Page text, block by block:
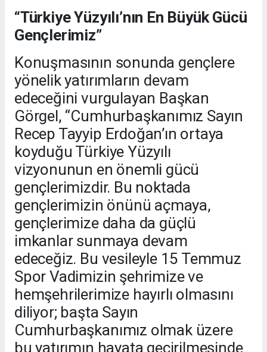
“Türkiye Yüzyılı’nın En Büyük Gücü
Gençlerimiz”
Konuşmasının sonunda gençlere
yönelik yatırımların devam
edeceğini vurgulayan Başkan
Görgel, “Cumhurbaşkanımız Sayın
Recep Tayyip Erdoğan’ın ortaya
koyduğu Türkiye Yüzyılı
vizyonunun en önemli gücü
gençlerimizdir. Bu noktada
gençlerimizin önünü açmaya,
gençlerimize daha da güçlü
imkanlar sunmaya devam
edeceğiz. Bu vesileyle 15 Temmuz
Spor Vadimizin şehrimize ve
hemşehrilerimize hayırlı olmasını
diliyor; başta Sayın
Cumhurbaşkanımız olmak üzere
bu yatırımın hayata geçirilmesinde